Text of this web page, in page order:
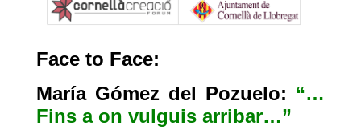
Face to Face:
María Gómez del Pozuelo: “…
Fins a on vulguis arribar…”